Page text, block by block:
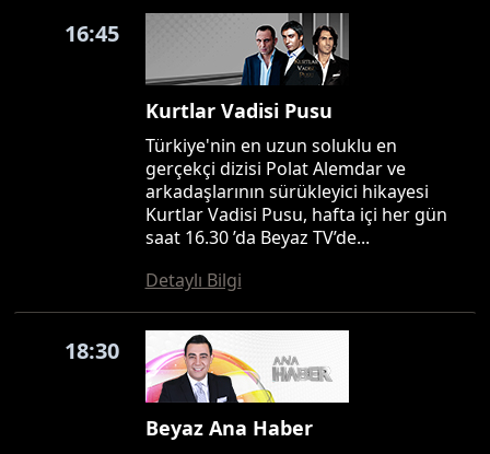
16:45
Kurtlar Vadisi Pusu
Türkiye'nin en uzun soluklu en
gerçekçi dizisi Polat Alemdar ve
arkadaşlarının sürükleyici hikayesi
Kurtlar Vadisi Pusu, hafta içi her gün
saat 16.30 ’da Beyaz TV’de...
Detaylı Bilgi
18:30
Beyaz Ana Haber